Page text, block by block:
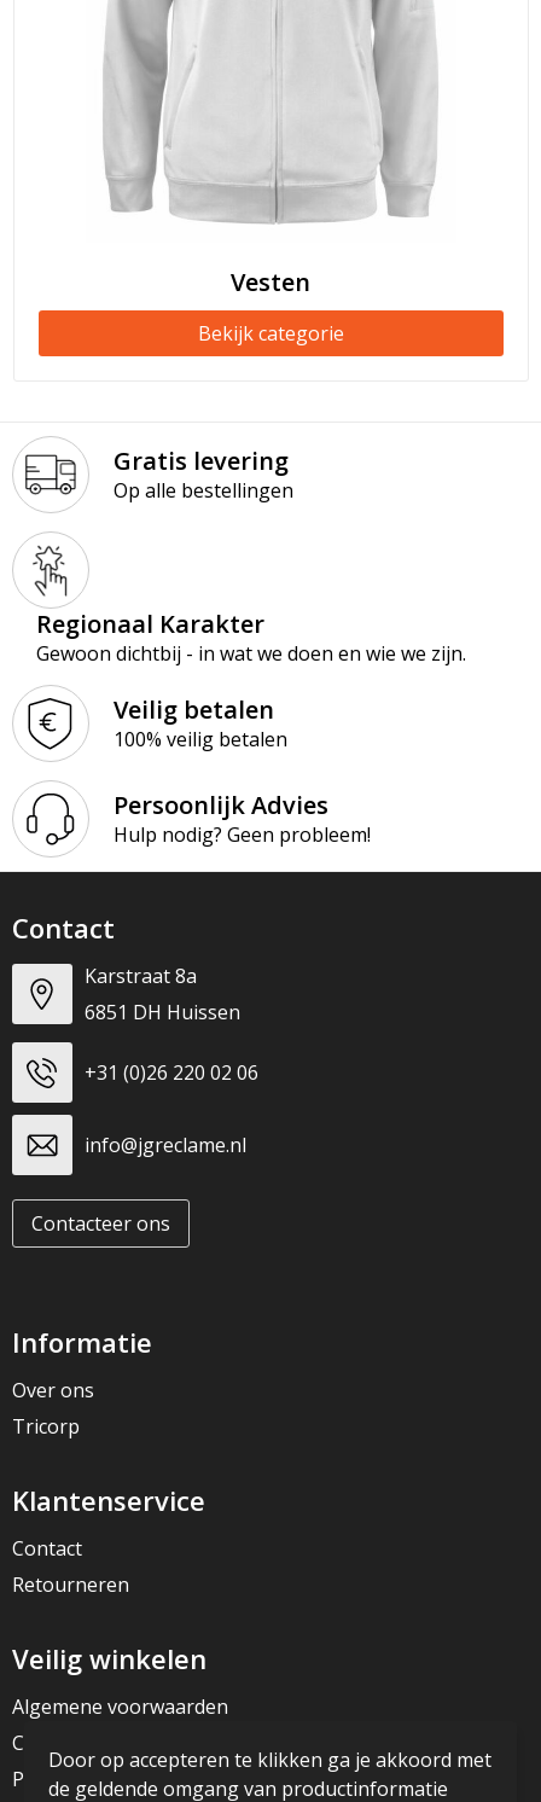
Vesten
Bekijk categorie
Gratis levering
Op alle bestellingen
Regionaal Karakter
Gewoon dichtbij - in wat we doen en wie we zijn.
Veilig betalen
100% veilig betalen
Persoonlijk Advies
Hulp nodig? Geen probleem!
Contact
Karstraat 8a
6851 DH Huissen
+31 (0)26 220 02 06
info@jgreclame.nl
Contacteer ons
Informatie
Over ons
Tricorp
Klantenservice
Contact
Retourneren
Veilig winkelen
Algemene voorwaarden
Cookieverklaring
Privacyverklaring
Door op accepteren te klikken ga je akkoord met
de geldende omgang van productinformatie